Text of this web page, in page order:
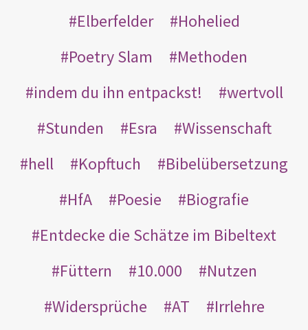
Elberfelder
Hohelied
Poetry Slam
Methoden
indem du ihn entpackst!
wertvoll
Stunden
Esra
Wissenschaft
hell
Kopftuch
Bibelübersetzung
HfA
Poesie
Biografie
Entdecke die Schätze im Bibeltext
Füttern
10.000
Nutzen
Widersprüche
AT
Irrlehre